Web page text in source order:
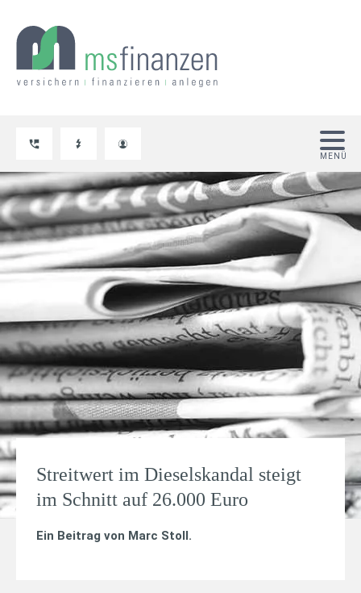
Streitwert im Dieselskandal steigt
im Schnitt auf 26.000 Euro
Ein Beitrag von Marc Stoll.